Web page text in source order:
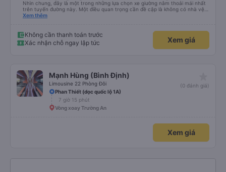
Nhìn chung, đây là một trong những lựa chọn xe giường nằm thoải mái nhất
trên tuyến đường này. Một điều quan trọng cần đề cập là không có nhà vệ
sinh trên xe, điều này có thể gây khó chịu trên một hành trình dài xuyên
chậm khoảng một tiếng, nhưng công ty đã thông báo trước cho tôi, nên tôi
không gặp vấn đề gì. Xe khá thoải mái, có chăn và hai gối, và các tài xế lịch
sự và thân thiện. Có các điểm dừng nghỉ vào khoảng 4:00 sáng và 9:00
cho đến khoảng 8:00 sáng, điều này khá khó chịu. Có vẻ như lịch trình phụ
thuộc vào tài xế, và tôi thực sự hy vọng các điểm dừng sẽ được bố trí đều
đặn hơn trong tương lai. Nhìn chung, tôi hài lòng và sẽ tiếp tục sử dụng dịch
vụ xe buýt giường nằm của công ty này cho các chuyến công tác, vì đây
vẫn là một trong những lựa chọn xe buýt giường nằm thoải mái nhất trên
tuyến đường này. Tôi thực sự hy vọng rằng trong tương lai các tài xế sẽ
dừng xe thường xuyên theo lịch trình, đặc biệt là vì tôi dự định sẽ đi tuyến
đường này một lần nữa vào tuần tới.
Xem thêm
Không cần thanh toán trước
Xác nhận chỗ ngay lập tức
Xem giá
Mạnh Hùng (Bình Định)
Limousine 22 Phòng Đôi
(0 đánh giá)
Phan Thiết (dọc quốc lộ 1A)
7 giờ 15 phút
Vòng xoay Trường An
Xem giá